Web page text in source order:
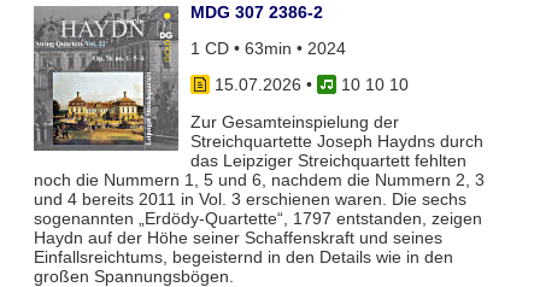
MDG 307 2386-2
1 CD • 63min • 2024
15.07.2026 •
10 10 10
Zur Gesamteinspielung der
Streichquartette Joseph Haydns durch
das Leipziger Streichquartett fehlten
noch die Nummern 1, 5 und 6, nachdem die Nummern 2, 3
und 4 bereits 2011 in Vol. 3 erschienen waren. Die sechs
sogenannten „Erdödy-Quartette“, 1797 entstanden, zeigen
Haydn auf der Höhe seiner Schaffenskraft und seines
Einfallsreichtums, begeisternd in den Details wie in den
großen Spannungsbögen.